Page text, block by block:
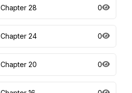
Chapter 28 0
Chapter 24 0
Chapter 20 0